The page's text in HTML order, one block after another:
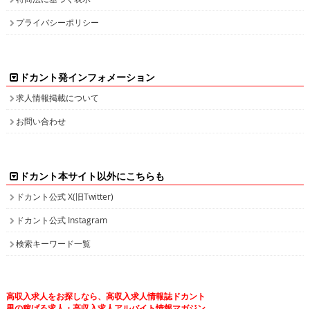
プライバシーポリシー
ドカント発インフォメーション
求人情報掲載について
お問い合わせ
ドカント本サイト以外にこちらも
ドカント公式 X(旧Twitter)
ドカント公式 Instagram
検索キーワード一覧
高収入求人をお探しなら、高収入求人情報誌ドカント